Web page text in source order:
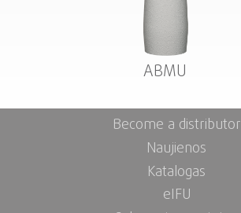
ABMU
Become a distributor
Naujienos
Katalogas
eIFU